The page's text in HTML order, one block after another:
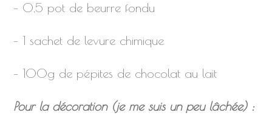
– 0,5 pot de beurre fondu
– 1 sachet de levure chimique
– 100g de pépites de chocolat au lait
Pour la décoration (je me suis un peu lâchée) :